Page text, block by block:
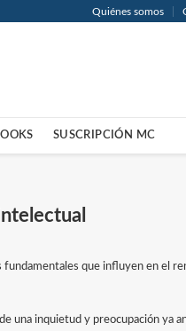
Quiénes somos
SUSCRIPCIÓN MC
que influyen en el
una inquietud y preocupación ya